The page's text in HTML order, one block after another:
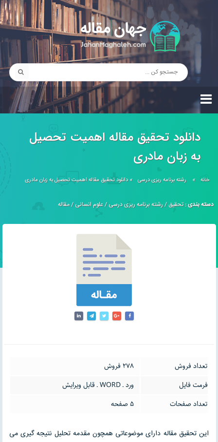
دانلود تحقیق مقاله اهمیت تحصیل
به زبان مادری
خانه » رشته برنامه ریزی درسی »دانلود تحقیق مقاله اهمیت تحصیل به زبان مادری
دسته بندی :تحقیق/رشته برنامه ریزی درسی/علوم انسانی/مقاله
تعداد فروش
278 فروش
فرمت فایل
ورد ـ WORD ـ قابل ویرایش
تعداد صفحات
5 صفحه
این تحقیق مقاله دارای موضوعاتی همچون مقدمه تحلیل نتیجه گیری می